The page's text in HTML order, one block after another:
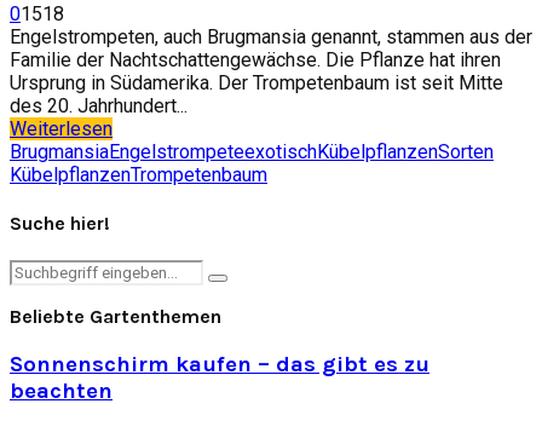
01518
Engelstrompeten, auch Brugmansia genannt, stammen aus der
Familie der Nachtschattengewächse. Die Pflanze hat ihren
Ursprung in Südamerika. Der Trompetenbaum ist seit Mitte
des 20. Jahrhundert...
Weiterlesen
BrugmansiaEngelstrompeteexotischKübelpflanzenSorten
KübelpflanzenTrompetenbaum
Suche hier!
Search
Search
Beliebte Gartenthemen
Sonnenschirm kaufen – das gibt es zu
beachten